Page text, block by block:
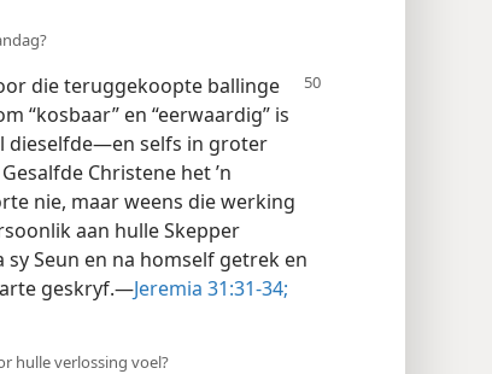
die teruggekoopte ballinge
“kosbaar” en “eerwaardig” is
dieselfde—en selfs in groter
Christene het ’n
nie, maar weens die werking
aan hulle Skepper
Seun en na homself getrek en
geskryf.—Jeremia 31:31-34;
hulle verlossing voel?